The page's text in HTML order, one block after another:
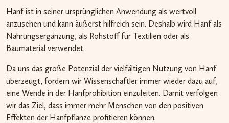
Hanf ist in seiner ursprünglichen Anwendung als wertvoll
anzusehen und kann äußerst hilfreich sein. Deshalb wird Hanf als
Nahrungsergänzung, als Rohstoff für Textilien oder als
Baumaterial verwendet.
Da uns das große Potenzial der vielfältigen Nutzung von Hanf
überzeugt, fordern wir Wissenschaftler immer wieder dazu auf,
eine Wende in der Hanfprohibition einzuleiten. Damit verfolgen
wir das Ziel, dass immer mehr Menschen von den positiven
Effekten der Hanfpflanze profitieren können.